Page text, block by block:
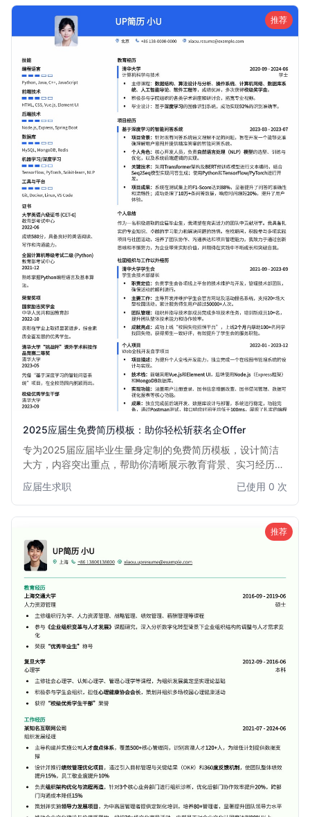
推荐
2025应届生免费简历模板：助你轻松斩获名企Offer
专为2025届应届毕业生量身定制的免费简历模板，设计简洁
大方，内容突出重点，帮助你清晰展示教育背景、实习经历、
率。本模板尤其适合初次求职或缺乏全职工作经验的同学，助
你自信迈出职业生涯第一步。
应届生求职 已使用 0 次
推荐